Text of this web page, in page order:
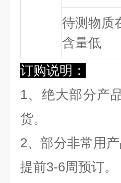
待测物质
含量低
订购说明：
1、绝大部分产
货。
2、部分非常用
提前3-6周预订。